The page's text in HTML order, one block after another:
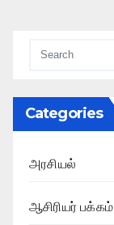
Categories
அரசியல்
ஆசிரியர் பக்கம்